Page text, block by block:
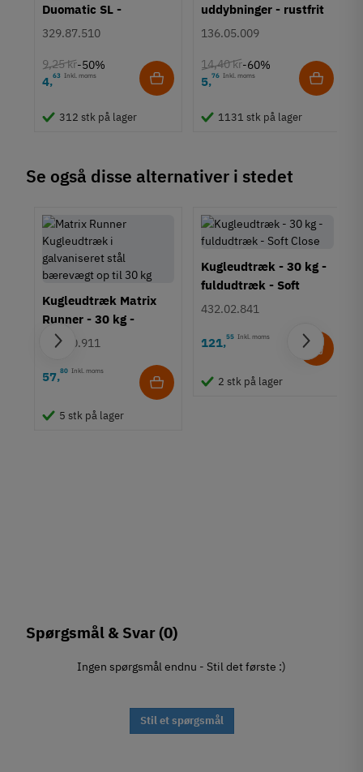
600 mm
650 mm
Vægt/bæreevne
31-60 kg
TilstandNy
Duomatic SL -
Euroskruer
329.87.510
9,25 kr-50%
4,63 Inkl. moms
312 stk på lager
uddybninger - rustfrit
stål
136.05.009
14,40 kr-60%
5,76 Inkl. moms
1131 stk på lager
Se også disse alternativer i stedet
Kugleudtræk Matrix
Runner - 30 kg -
fuldudtræk
420.50.911
57,80 Inkl. moms
5 stk på lager
Kugleudtræk - 30 kg -
fuldudtræk - Soft
Close
432.02.841
121,55 Inkl. moms
2 stk på lager
Spørgsmål & Svar(0)
Ingen spørgsmål endnu - Stil det første :)
Stil et spørgsmål